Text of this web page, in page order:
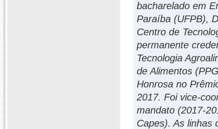
bacharelado em
Paraíba (UFPB),
Centro de
permanente
Tecnologia
de Alimentos
Honrosa no
2017. Foi vice-
mandato (2017-
Capes). As linhas